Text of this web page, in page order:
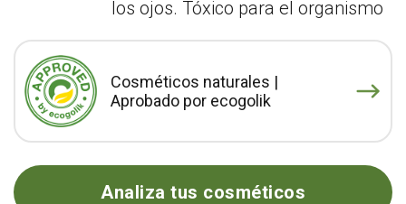
los ojos. Tóxico para el organismo
Cosméticos naturales |
Aprobado por ecogolik
Analiza tus cosméticos